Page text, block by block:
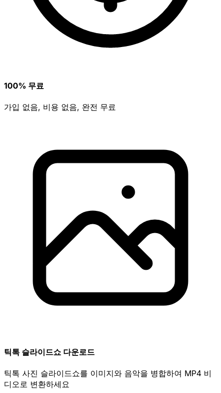
100% 무료
가입 없음, 비용 없음, 완전 무료
틱톡 슬라이드쇼 다운로드
틱톡 사진 슬라이드쇼를 이미지와 음악을 병합하여 MP4 비
디오로 변환하세요